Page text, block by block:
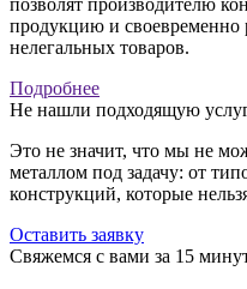
продукцию и своевременно
нелегальных товаров.
Подробнее
Не нашли подходящую
Это не значит, что мы не
металлом под задачу: от
конструкций, которые
Оставить заявку
Свяжемся с вами за 15